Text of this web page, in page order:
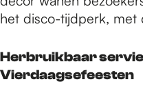
het disco-tijdperk, met
Herbruikbaar
Vierdaagsefeesten